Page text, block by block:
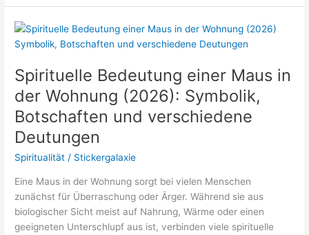
von
Ameisen
der
Wohnung
(2026):
Symbolik,
Botschaften
verschiedene
Deutungen
Spirituelle Bedeutung einer Maus in
der Wohnung (2026): Symbolik,
Botschaften und verschiedene
Deutungen
Spiritualität / Stickergalaxie
Eine Maus in der Wohnung sorgt bei vielen Menschen
zunächst für Überraschung oder Ärger. Während sie aus
biologischer Sicht meist auf Nahrung, Wärme oder einen
geeigneten Unterschlupf aus ist, verbinden viele spirituelle